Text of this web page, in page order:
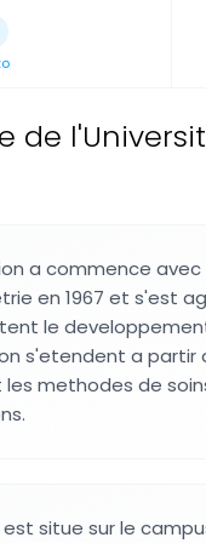
de
a commence
en 1967 et s'est
le
s'etendent a partir
methodes de
est situe sur le